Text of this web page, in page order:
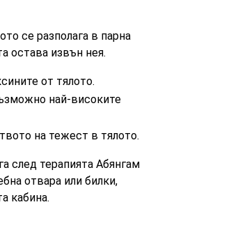
се разполага в парна
остава извън нея.
от тялото.
най-високите
на тежест в тялото.
след терапията Абянгам
отвара или билки,
кабина.